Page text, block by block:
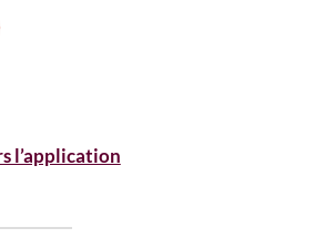
l’application